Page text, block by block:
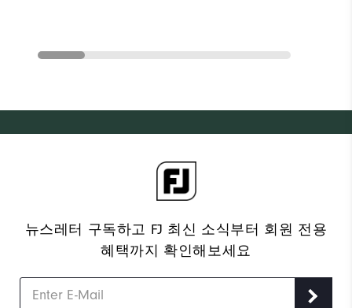
뉴스레터 구독하고 FJ 최신 소식부터 회원 전용
혜택까지 확인해보세요